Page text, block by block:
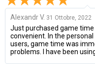
Alexandr V. 31 Ottobre, 2022
Just purchased game time
convenient. In the
users, game time was
problems. I have been